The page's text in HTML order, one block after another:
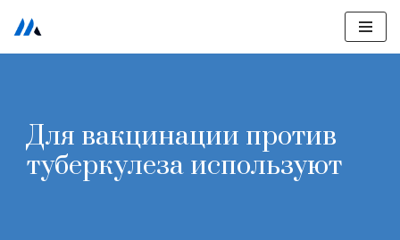
Перейти
Для вакцинации против
туберкулеза используют